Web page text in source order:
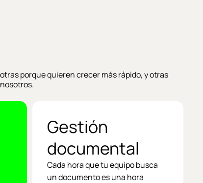
porque quieren crecer más rápido, y otras
Gestión
documental
Cada hora que tu equipo busca
un documento es una hora